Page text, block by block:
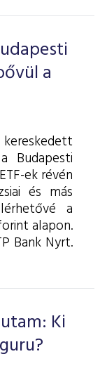
a
Budapesti
ek révén
és más
a
alapon.
Bank Nyrt.
Ki